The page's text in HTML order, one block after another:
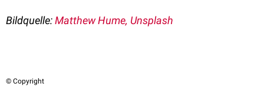
Bildquelle:Matthew Hume, Unsplash
© Copyright